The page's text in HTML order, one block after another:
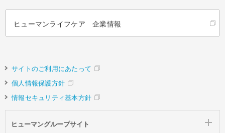
ヒューマンライフケア 企業情報
サイトのご利用にあたって
個人情報保護方針
情報セキュリティ基本方針
ヒューマングループサイト